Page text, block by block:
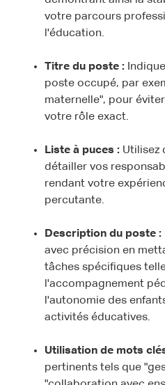
votre parcours
l'éducation.
Titre du poste :
poste occupé, par
maternelle", pour
votre rôle exact.
Liste à puces : Utilisez
détailler vos
rendant votre
percutante.
Description du poste :
avec précision en
tâches spécifiques
l'accompagnement
l'autonomie des
activités éducatives.
Utilisation de mots
pertinents tels que